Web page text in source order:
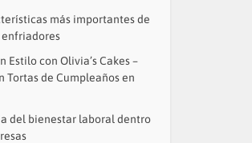
más importantes de
Estilo con Olivia’s Cakes –
Tortas de Cumpleaños en
del bienestar laboral dentro